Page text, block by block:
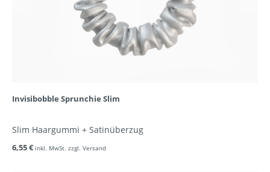
Invisibobble Sprunchie Slim
Slim Haargummi + Satinüberzug
6,55 € inkl. MwSt. zzgl. Versand